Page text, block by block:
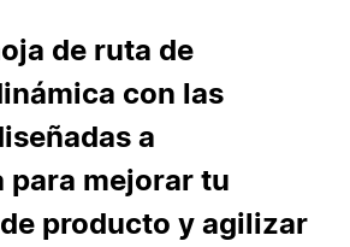
de ruta de
con las
a
para mejorar tu
producto y agilizar